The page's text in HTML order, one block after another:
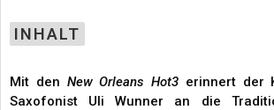
INHALT
Mit den New Orleans Hot3 erinnert der
Saxofonist Uli Wunner an die